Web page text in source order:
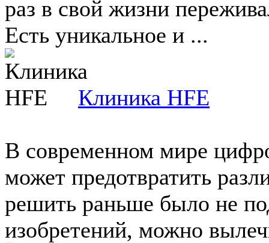
раз в свой жизни
Есть уникальное и ...
Клиника HFE
В современном мире
может предотвратить
решить раньше было не
изобретений, можно